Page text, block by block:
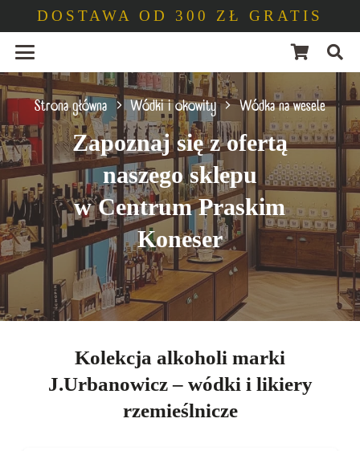
DOSTAWA OD 300 ZŁ GRATIS
Strona główna Wódki i okowity Wódka na wesele
Zapoznaj się z ofertą
naszego sklepu
w Centrum Praskim
Koneser
Kolekcja alkoholi marki
J.Urbanowicz – wódki i likiery
rzemieślnicze